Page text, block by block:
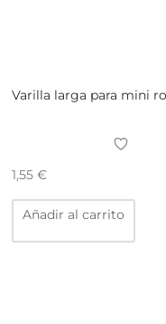
Varilla larga para mini
1,55 €
Añadir al carrito